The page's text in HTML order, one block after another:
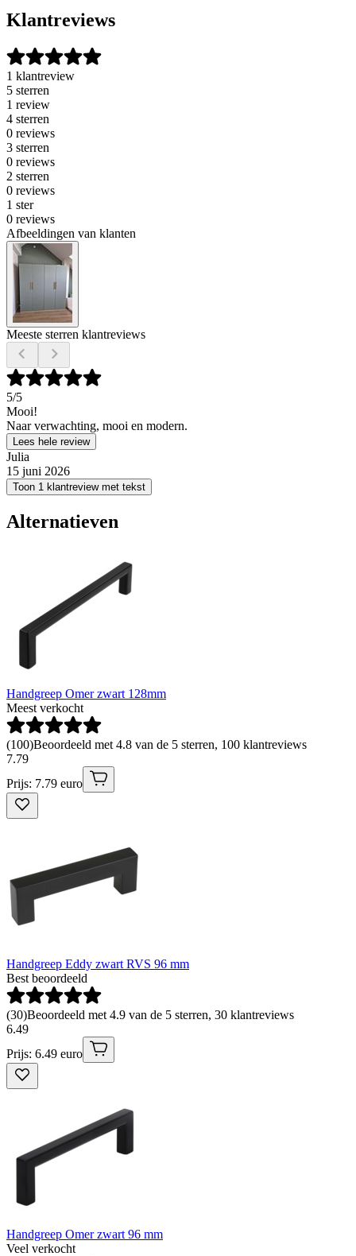
Klantreviews
1 klantreview
5 sterren
1 review
4 sterren
0 reviews
3 sterren
0 reviews
2 sterren
0 reviews
1 ster
0 reviews
Afbeeldingen van klanten
Meeste sterren klantreviews
5/5
Mooi!
Naar verwachting, mooi en modern.
Lees hele review
Julia
15 juni 2026
Toon 1 klantreview met tekst
Alternatieven
Handgreep Omer zwart 128mm
Meest verkocht
(100)Beoordeeld met 4.8 van de 5 sterren, 100 klantreviews
7.79
Prijs: 7.79 euro
Handgreep Eddy zwart RVS 96 mm
Best beoordeeld
(30)Beoordeeld met 4.9 van de 5 sterren, 30 klantreviews
6.49
Prijs: 6.49 euro
Handgreep Omer zwart 96 mm
Veel verkocht